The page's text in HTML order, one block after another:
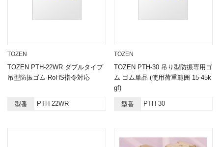
TOZEN
TOZEN PTH-22WR ダブルタイプ
吊型防振ゴム RoHS指令対応
型番 PTH-22WR
TOZEN
TOZEN PTH-30 吊り型防振専用ゴ
ム ゴム単品 (使用荷重範囲 15-45k
gf)
型番 PTH-30